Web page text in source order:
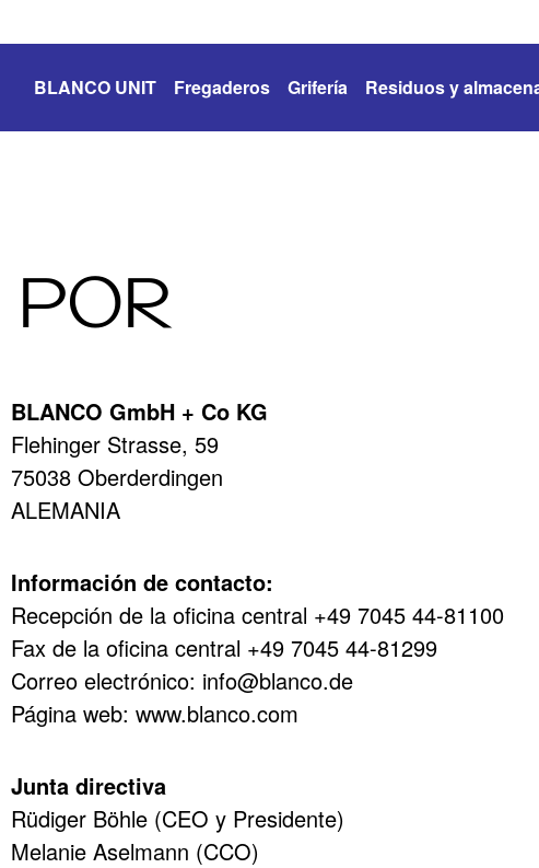
BLANCO UNIT Fregaderos Grifería Residuos y
POR
BLANCO GmbH + Co KG
Flehinger Strasse, 59
75038 Oberderdingen
ALEMANIA
Información de contacto:
Recepción de la oficina central +49 7045 44-81100
Fax de la oficina central +49 7045 44-81299
Correo electrónico: info@blanco.de
Página web: www.blanco.com
Junta directiva
Rüdiger Böhle (CEO y Presidente)
Melanie Aselmann (CCO)